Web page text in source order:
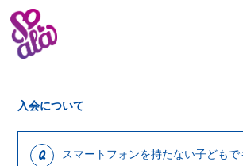
BLOG MOVIE
入会について
Q
スマートフォンを持たない子ども